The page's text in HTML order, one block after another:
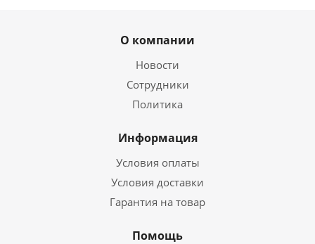
О компании
Новости
Сотрудники
Политика
Информация
Условия оплаты
Условия доставки
Гарантия на товар
Помощь